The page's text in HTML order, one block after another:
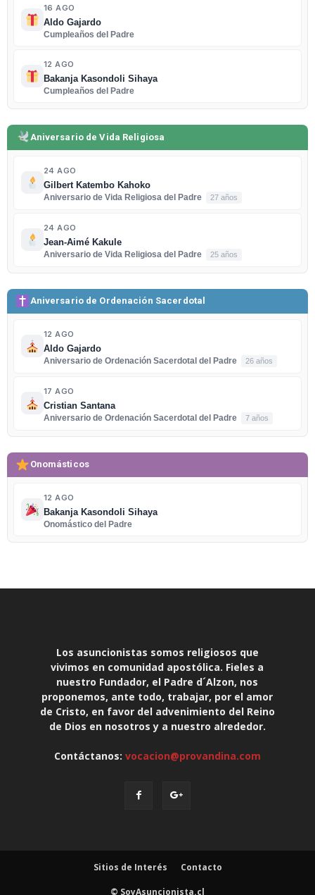
16 AGO
Aldo Gajardo
Cumpleaños del Padre
12 AGO
Bakanja Kasondoli Sihaya
Cumpleaños del Padre
Aniversario de Vida Religiosa
24 AGO
Gilbert Katembo Kahoko
Aniversario de Vida Religiosa del Padre
27 años
24 AGO
Jean-Aimé Kakule
Aniversario de Vida Religiosa del Padre
25 años
Aniversario de Ordenación Sacerdotal
12 AGO
Aldo Gajardo
Aniversario de Ordenación Sacerdotal del Padre
26 años
17 AGO
Cristian Santana
Aniversario de Ordenación Sacerdotal del Padre
7 años
Onomásticos
12 AGO
Bakanja Kasondoli Sihaya
Onomástico del Padre
Los asuncionistas somos religiosos que
vivimos en comunidad apostólica. Fieles a
nuestro Fundador, el Padre d´Alzon, nos
proponemos, ante todo, trabajar, por el amor
de Cristo, en favor del advenimiento del Reino
de Dios en nosotros y a nuestro alrededor.
Contáctanos: vocacion@provandina.com
Sitios de Interés Contacto
© SoyAsuncionista.cl